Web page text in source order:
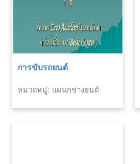
การขับรถยนต์
หมวดหมู่: แผนกช่างยนต์